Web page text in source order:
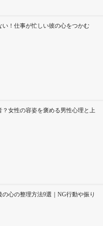
い！仕事が忙しい彼の心をつかむ
？女性の容姿を褒める男性心理と上
の心の整理方法9選｜NG行動や振り